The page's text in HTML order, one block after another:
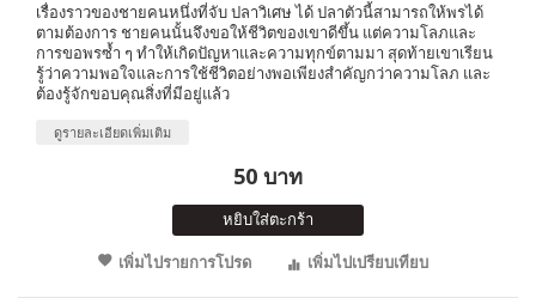
เรื่องราวของชายคนหนึ่งที่จับ ปลาวิเศษ ได้ ปลาตัวนี้สามารถให้พรได้
ตามต้องการ ชายคนนั้นจึงขอให้ชีวิตของเขาดีขึ้น แต่ความโลภและ
การขอพรซ้ำ ๆ ทำให้เกิดปัญหาและความทุกข์ตามมา สุดท้ายเขาเรียน
รู้ว่าความพอใจและการใช้ชีวิตอย่างพอเพียงสำคัญกว่าความโลภ และ
ต้องรู้จักขอบคุณสิ่งที่มีอยู่แล้ว
ดูรายละเอียดเพิ่มเติม
50 บาท
หยิบใส่ตะกร้า
เพิ่มไปรายการโปรด
เพิ่มไปเปรียบเทียบ